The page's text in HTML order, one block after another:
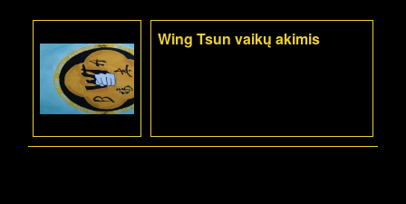
Wing Tsun vaikų akimis